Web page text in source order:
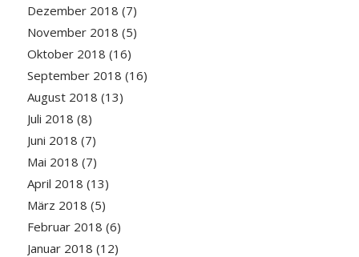
Dezember 2018 (7)
November 2018 (5)
Oktober 2018 (16)
September 2018 (16)
August 2018 (13)
Juli 2018 (8)
Juni 2018 (7)
Mai 2018 (7)
April 2018 (13)
März 2018 (5)
Februar 2018 (6)
Januar 2018 (12)